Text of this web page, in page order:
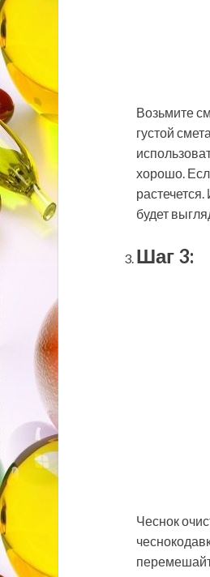
Возьмите
густой
хорошо.
будет
Шаг 3:
Чеснок